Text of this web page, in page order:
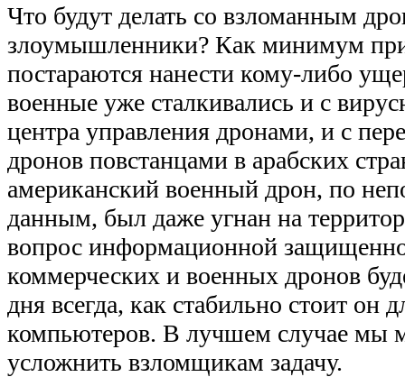
Что будут делать со взломанным
злоумышленники? Как минимум
постараются нанести кому-либо
военные уже сталкивались и с
центра управления дронами, и с
дронов повстанцами в арабских
американский военный дрон, по
данным, был даже угнан на
вопрос информационной
коммерческих и военных дронов
дня всегда, как стабильно стоит он
компьютеров. В лучшем случае мы
усложнить взломщикам задачу.